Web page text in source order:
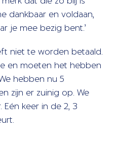
dankbaar en voldaan,
je mee bezig bent.’
niet te worden betaald.
en moeten het hebben
hebben nu 5
zijn er zuinig op. We
keer in de 2, 3